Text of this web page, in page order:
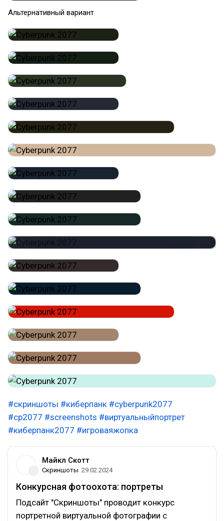
Альтернативный вариант
#скриншоты #киберпанк #cyberpunk2077
#cp2077 #screenshots #виртуальныйпортрет
#киберпанк2077 #игроваяжопка
Майкл Скотт
Скриншоты 29.02.2024
Конкурсная фотоохота: портреты
Подсайт "Скриншоты" проводит конкурс
портретной виртуальной фотографии с